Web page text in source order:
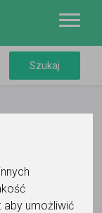
aby umożliwić